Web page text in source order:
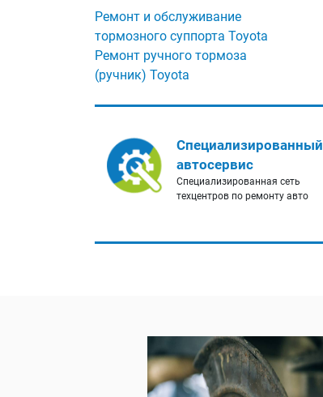
Ремонт и обслуживание
тормозного суппорта Toyota
Ремонт ручного тормоза
(ручник) Toyota
Специализированный
автосервис
Специализированная сеть
техцентров по ремонту авто